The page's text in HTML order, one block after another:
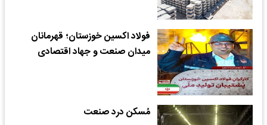
فولاد اکسین خوزستان؛ قهرمانان
میدان صنعت و جهاد اقتصادی
مُسکن درد صنعت